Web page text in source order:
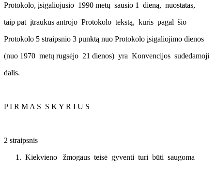
Protokolo, įsigaliojusio 1990 metų sausio 1 dieną, nuostatas,
taip pat įtraukus antrojo Protokolo tekstą, kuris pagal šio
Protokolo 5 straipsnio 3 punktą nuo Protokolo įsigaliojimo dienos
(nuo 1970 metų rugsėjo 21 dienos) yra Konvencijos sudedamoji
dalis.
P I R M A S S K Y R I U S
2 straipsnis
Kiekvieno žmogaus teisė gyventi turi būti saugoma